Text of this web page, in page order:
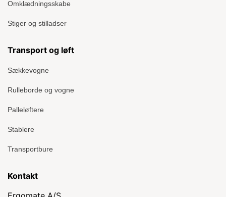
Omklædningsskabe
Stiger og stilladser
Transport og løft
Sækkevogne
Rulleborde og vogne
Palleløftere
Stablere
Transportbure
Kontakt